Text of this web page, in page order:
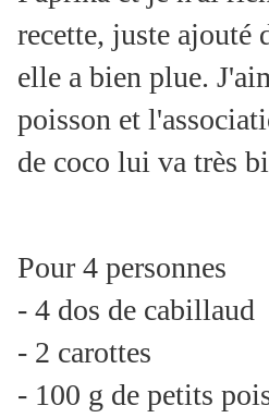
recette, juste ajouté
elle a bien plue.
poisson et
de coco lui va très
Pour 4 personnes
- 4 dos de cabillaud
- 2 carottes
- 100 g de petits